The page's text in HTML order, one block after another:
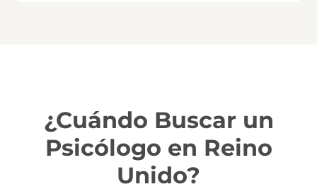
¿Cuándo Buscar un
Psicólogo en Reino
Unido?